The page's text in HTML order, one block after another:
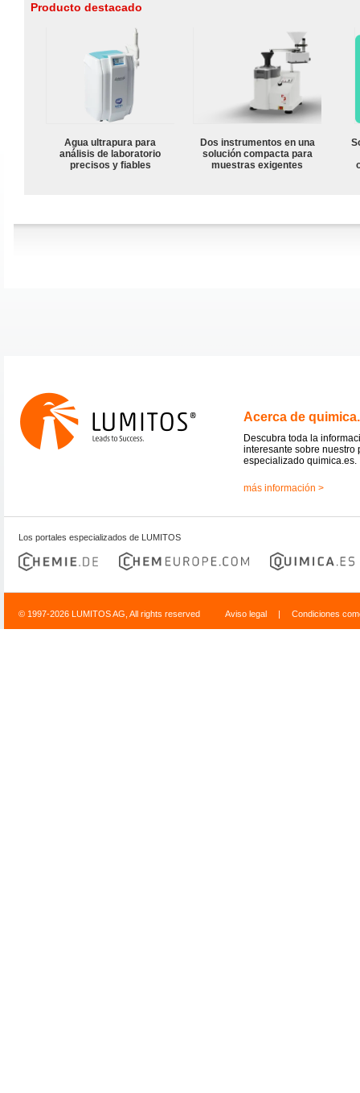
Producto destacado
Agua ultrapura para
análisis de laboratorio
precisos y fiables
Dos instrumentos en una
solución compacta para
muestras exigentes
Acerca de
Descubra toda la
interesante sobre nuestro
especializado quimica.es.
más información >
Los portales especializados de LUMITOS
© 1997-2026 LUMITOS AG, All rights reserved Aviso legal | Condiciones